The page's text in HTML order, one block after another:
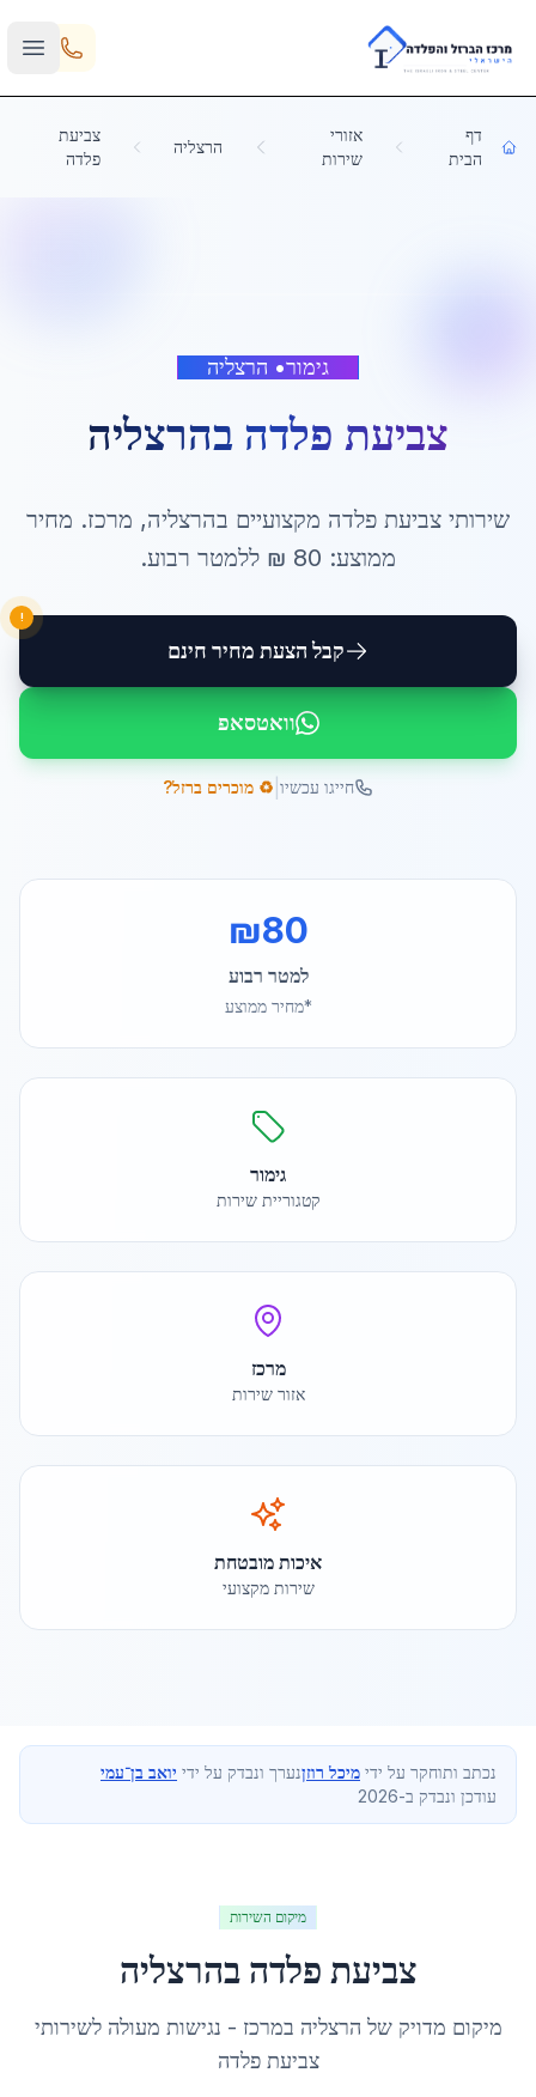
Skip to main content
דף
הבית
אזורי
שירות
הרצליה
צביעת
פלדה
גימור• הרצליה
צביעת פלדה בהרצליה
שירותי צביעת פלדה מקצועיים בהרצליה, מרכז. מחיר
ממוצע: 80 ₪ ללמטר רבוע.
קבל הצעת מחיר חינם
!
וואטסאפ
חייגו עכשיו ♻️ מוכרים ברזל?
₪80
למטר רבוע
*מחיר ממוצע
גימור
קטגוריית שירות
מרכז
אזור שירות
איכות מובטחת
שירות מקצועי
נכתב ותוחקר על ידי מיכל רוזןנערך ונבדק על ידי יואב בן־עמי
עודכן ונבדק ב-2026
מיקום השירות
צביעת פלדה בהרצליה
מיקום מדויק של הרצליה במרכז - נגישות מעולה לשירותי
צביעת פלדה